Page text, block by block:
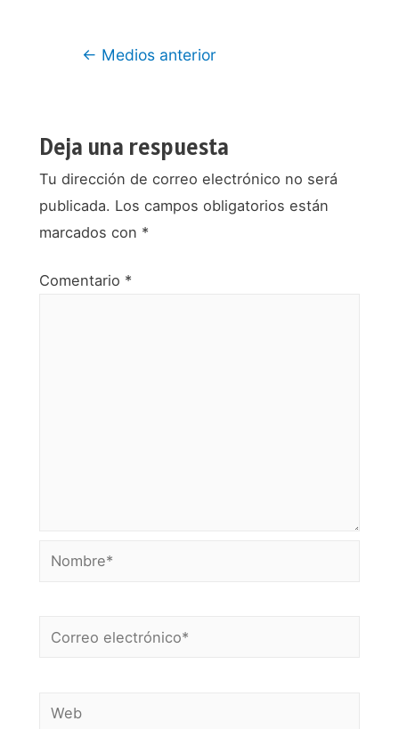
Navegación
← Medios anterior
Deja una respuesta
Tu dirección de correo electrónico no será
publicada. Los campos obligatorios están
marcados con *
Comentario *
Nombre*
Correo
Web